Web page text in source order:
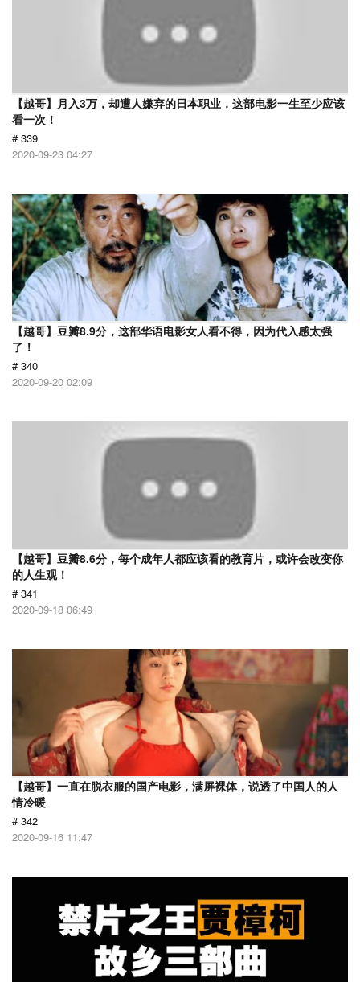
【越哥】月入3万，却遭人嫌弃的日本职业，这部电影一生至少应该
看一次！
# 339
2020-09-23 04:27
【越哥】豆瓣8.9分，这部华语电影女人看不得，因为代入感太强
了！
# 340
2020-09-20 02:09
【越哥】豆瓣8.6分，每个成年人都应该看的教育片，或许会改变你
的人生观！
# 341
2020-09-18 06:49
【越哥】一直在脱衣服的国产电影，满屏裸体，说透了中国人的人
情冷暖
# 342
2020-09-16 11:47